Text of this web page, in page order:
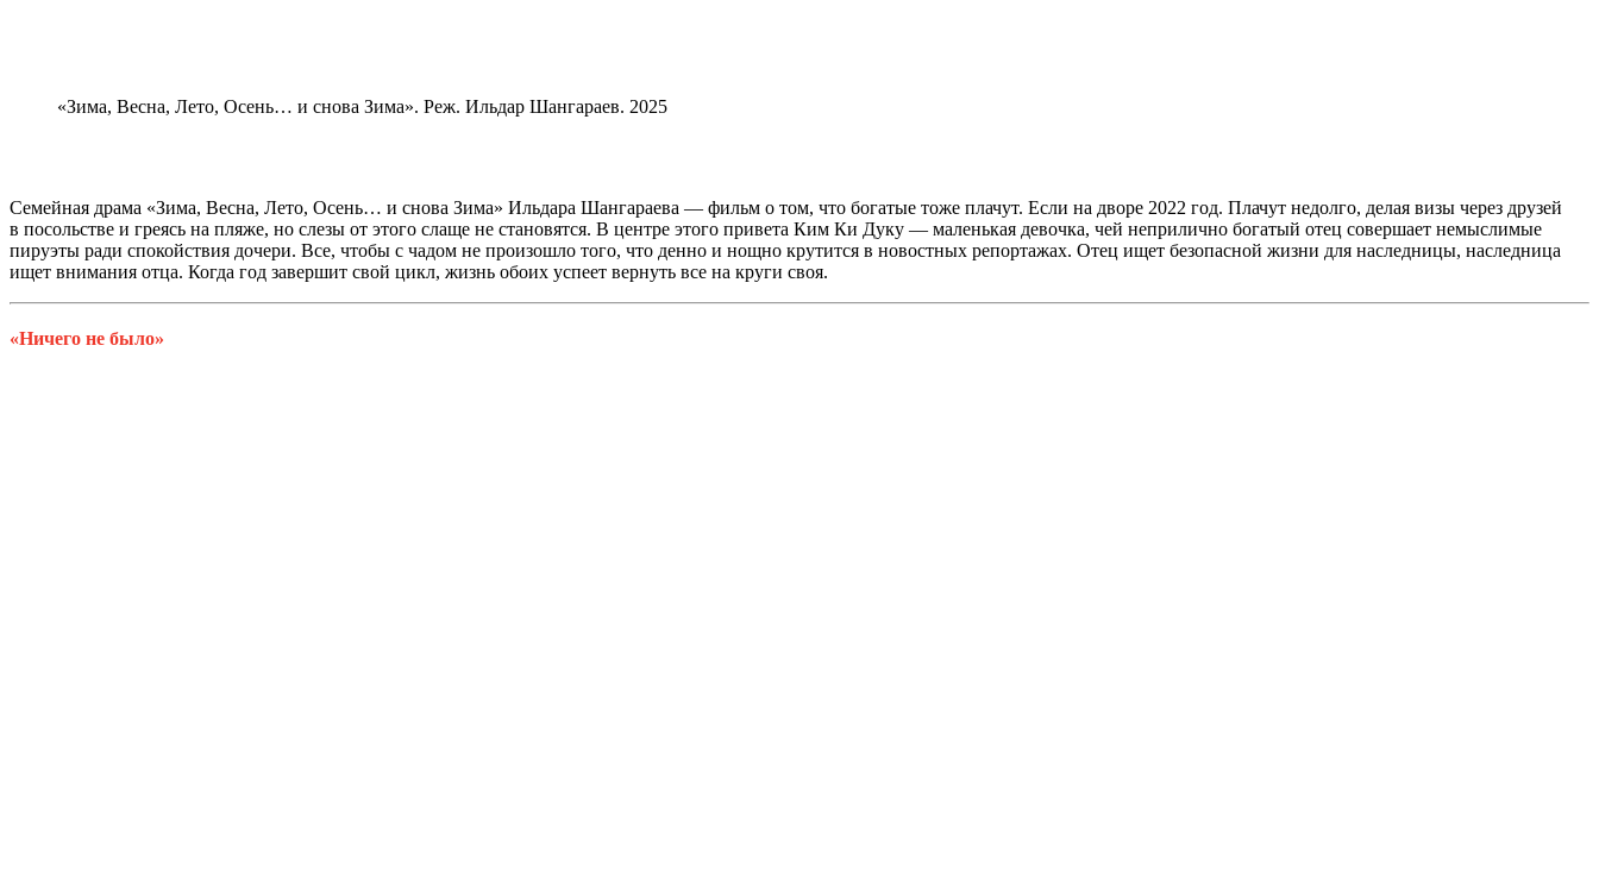
«Зима, Весна, Лето, Осень… и снова Зима». Реж. Ильдар Шангараев. 2025
Семейная драма «Зима, Весна, Лето, Осень… и снова Зима» Ильдара Шангараева — фильм о том, что богатые тоже плачут. Если на дворе 2022 год. Плачут недолго, делая визы через друзей
в посольстве и греясь на пляже, но слезы от этого слаще не становятся. В центре этого привета Ким Ки Дуку — маленькая девочка, чей неприлично богатый отец совершает немыслимые
пируэты ради спокойствия дочери. Все, чтобы с чадом не произошло того, что денно и нощно крутится в новостных репортажах. Отец ищет безопасной жизни для наследницы, наследница
ищет внимания отца. Когда год завершит свой цикл, жизнь обоих успеет вернуть все на круги своя.
«Ничего не было»